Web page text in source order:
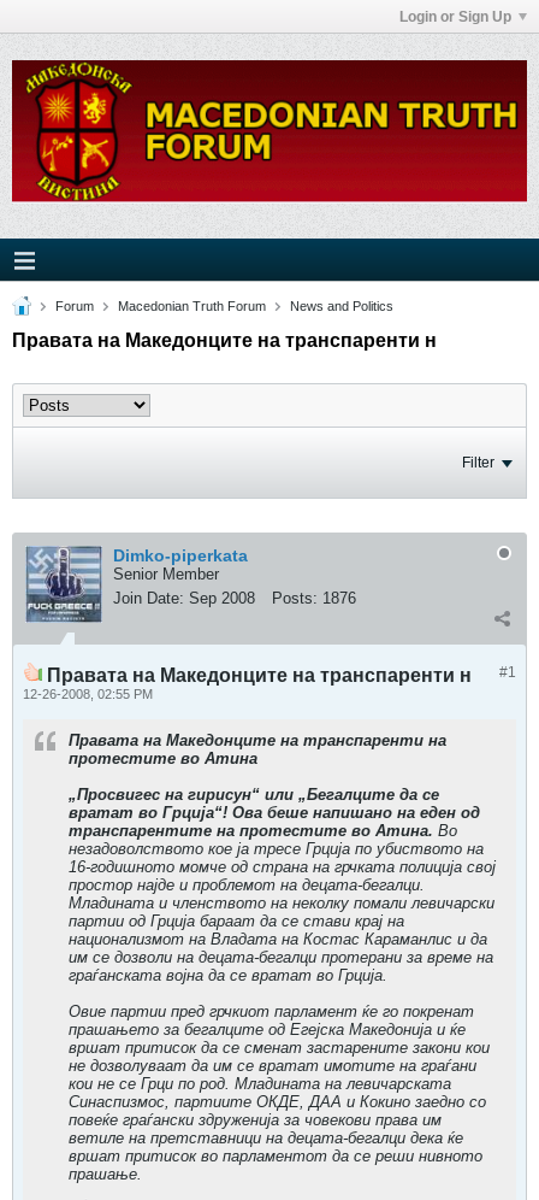
Login or Sign Up
Forum Macedonian Truth Forum News and Politics
Правата на Македонците на транспаренти н
Filter
Dimko-piperkata
Senior Member
Join Date: Sep 2008 Posts: 1876
#1
Правата на Македонците на транспаренти н
12-26-2008, 02:55 PM
Правата на Македонците на транспаренти на
протестите во Атина
„Просвигес на гирисун“ или „Бегалците да се
вратат во Грција“! Ова беше напишано на еден од
транспарентите на протестите во Атина. Во
незадоволството кое ја тресе Грција по убиството на
16-годишното момче од страна на грчката полиција свој
простор најде и проблемот на децата-бегалци.
Младината и членството на неколку помали левичарски
партии од Грција бараат да се стави крај на
национализмот на Владата на Костас Караманлис и да
им се дозволи на децата-бегалци протерани за време на
граѓанската војна да се вратат во Грција.
Овие партии пред грчкиот парламент ќе го покренат
прашањето за бегалците од Егејска Македонија и ќе
вршат притисок да се сменат застарените закони кои
не дозволуваат да им се вратат имотите на граѓани
кои не се Грци по род. Младината на левичарската
Синаспизмос, партиите ОКДЕ, ДАА и Кокино заедно со
повеќе граѓански здруженија за човекови права им
ветиле на претставници на децата-бегалци дека ќе
вршат притисок во парламентот да се реши нивното
прашање.